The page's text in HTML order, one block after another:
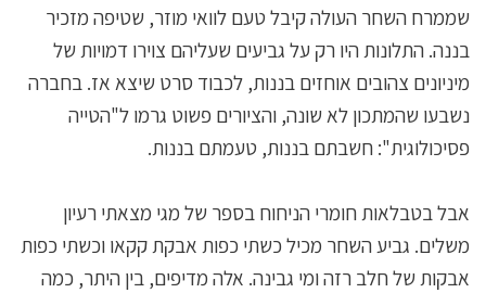
שממרח השחר העולה קיבל טעם לוואי מוזר, שטיפה מזכיר
בננה. התלונות היו רק על גביעים שעליהם צוירו דמויות של
מיניונים צהובים אוחזים בננות, לכבוד סרט שיצא אז. בחברה
נשבעו שהמתכון לא שונה, והציורים פשוט גרמו ל"הטייה
פסיכולוגית": חשבתם בננות, טעמתם בננות.
אבל בטבלאות חומרי הניחוח בספר של מגי מצאתי רעיון
משלים. גביע השחר מכיל כשתי כפות אבקת קקאו וכשתי כפות
אבקות של חלב רזה ומי גבינה. אלה מדיפים, בין היתר, כמה